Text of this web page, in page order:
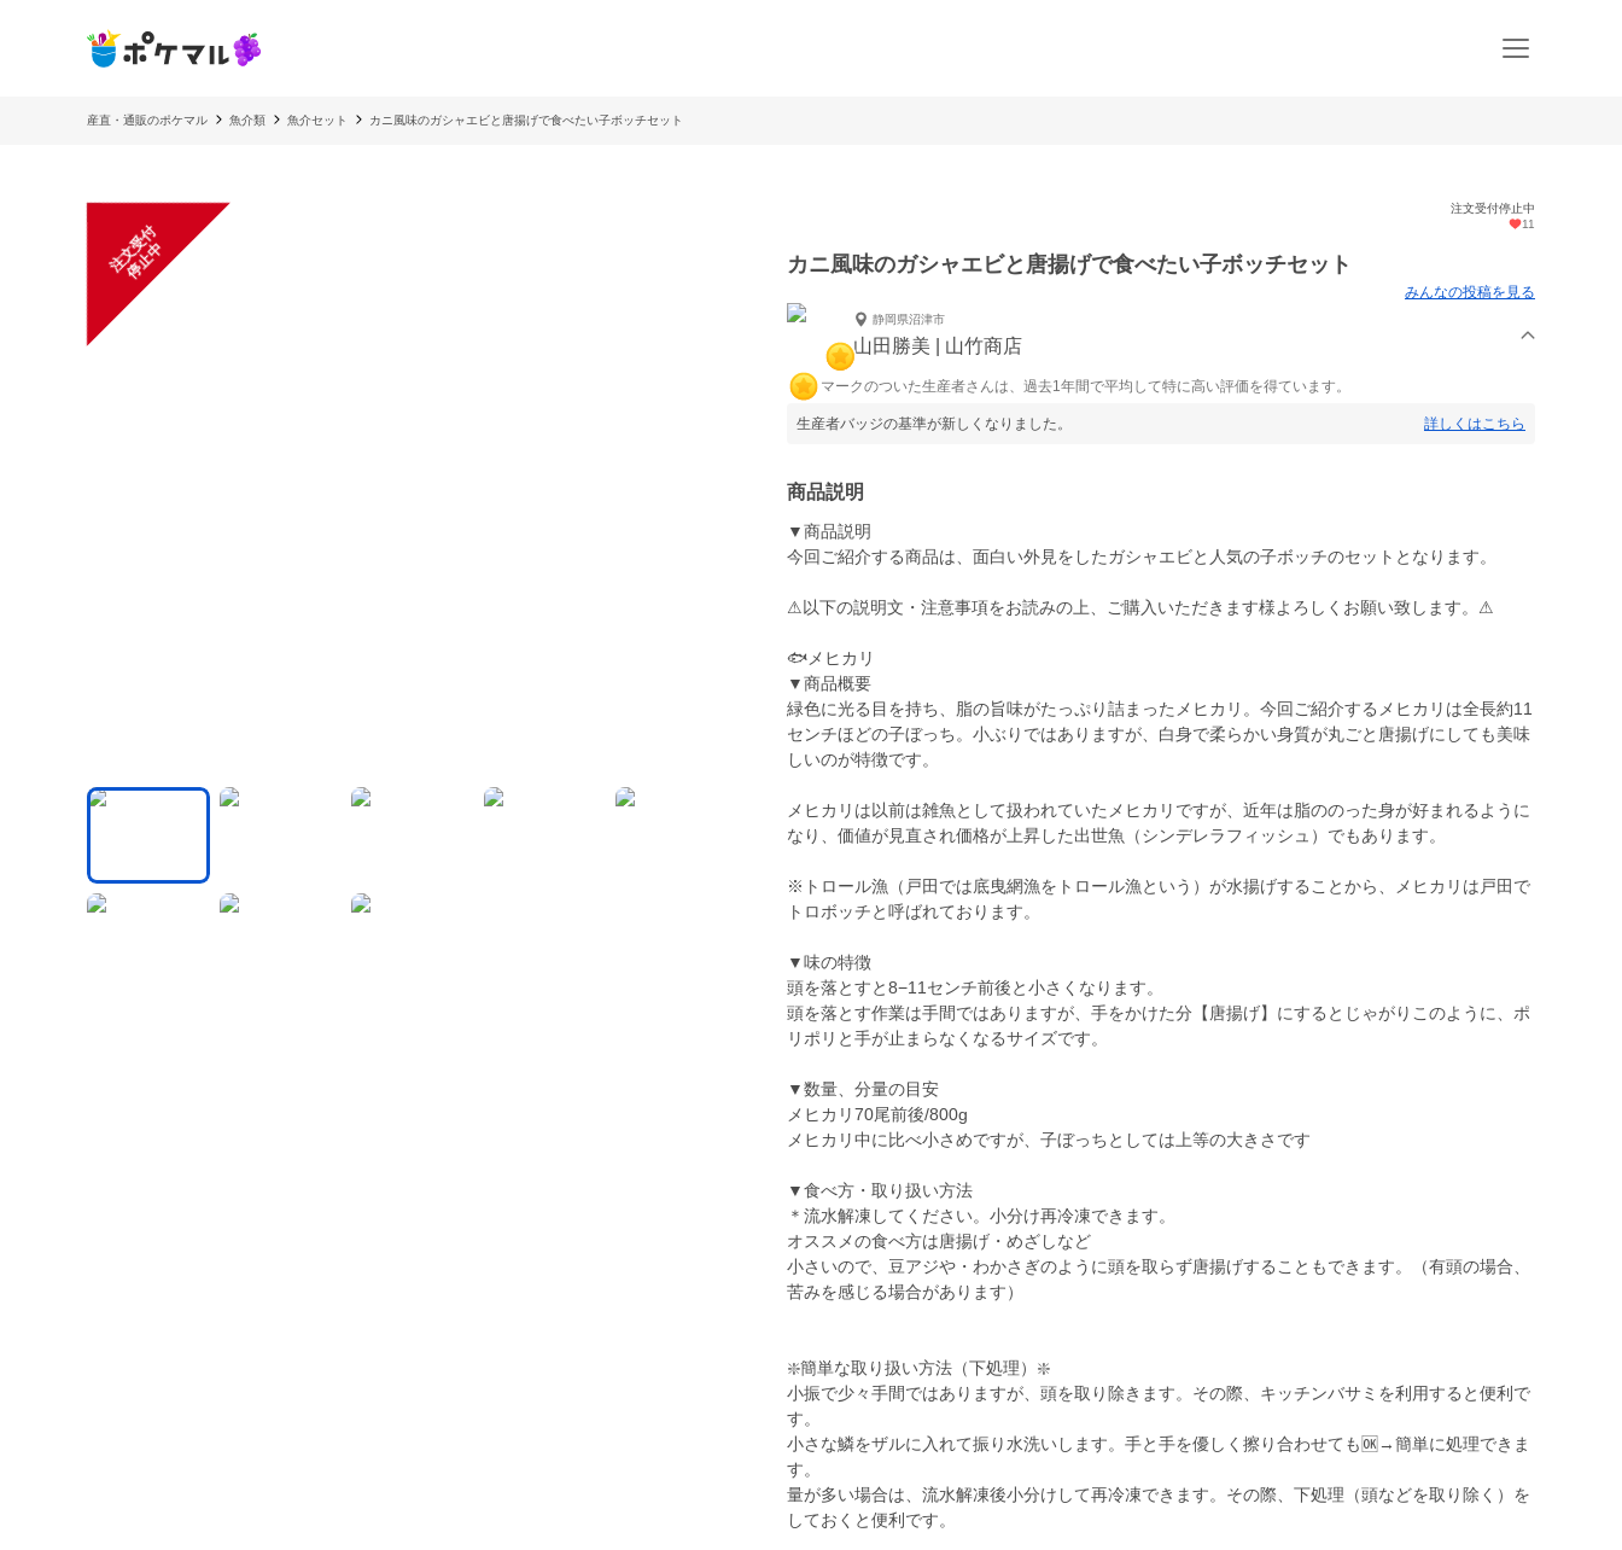
産直・通販のポケマル 魚介類 魚介セット カニ風味のガシャエビと唐揚げで食べたい子ボッチセット
注
文
受
付
停
止
中
注文受付停止中
11
カニ風味のガシャエビと唐揚げで食べたい子ボッチセット
みんなの投稿を見る
静岡県沼津市
山田勝美 | 山竹商店
マークのついた生産者さんは、過去1年間で平均して特に高い評価を得ています。
生産者バッジの基準が新しくなりました。 詳しくはこちら
商品説明
▼商品説明
今回ご紹介する商品は、面白い外見をしたガシャエビと人気の子ボッチのセットとなります。
⚠以下の説明文・注意事項をお読みの上、ご購入いただきます様よろしくお願い致します。⚠
🐟メヒカリ
▼商品概要
緑色に光る目を持ち、脂の旨味がたっぷり詰まったメヒカリ。今回ご紹介するメヒカリは全長約11
センチほどの子ぼっち。小ぶりではありますが、白身で柔らかい身質が丸ごと唐揚げにしても美味
しいのが特徴です。
メヒカリは以前は雑魚として扱われていたメヒカリですが、近年は脂ののった身が好まれるように
なり、価値が見直され価格が上昇した出世魚（シンデレラフィッシュ）でもあります。
※トロール漁（戸田では底曳網漁をトロール漁という）が水揚げすることから、メヒカリは戸田で
トロボッチと呼ばれております。
▼味の特徴
頭を落とすと8−11センチ前後と小さくなります。
頭を落とす作業は手間ではありますが、手をかけた分【唐揚げ】にするとじゃがりこのように、ポ
リポリと手が止まらなくなるサイズです。
▼数量、分量の目安
メヒカリ70尾前後/800g
メヒカリ中に比べ小さめですが、子ぼっちとしては上等の大きさです
▼食べ方・取り扱い方法
＊流水解凍してください。小分け再冷凍できます。
オススメの食べ方は唐揚げ・めざしなど
小さいので、豆アジや・わかさぎのように頭を取らず唐揚げすることもできます。（有頭の場合、
苦みを感じる場合があります）
❇️簡単な取り扱い方法（下処理）❇️
小振で少々手間ではありますが、頭を取り除きます。その際、キッチンバサミを利用すると便利で
す。
小さな鱗をザルに入れて振り水洗いします。手と手を優しく擦り合わせても🆗→簡単に処理できま
す。
量が多い場合は、流水解凍後小分けして再冷凍できます。その際、下処理（頭などを取り除く）を
しておくと便利です。